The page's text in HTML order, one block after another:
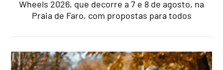
Wheels 2026, que decorre a 7 e 8 de agosto, na
Praia de Faro, com propostas para todos